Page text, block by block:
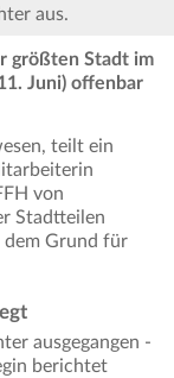
aus.
größten Stadt im
Juni) offenbar
teilt ein
von
Stadtteilen
dem Grund für
ausgegangen -
berichtet